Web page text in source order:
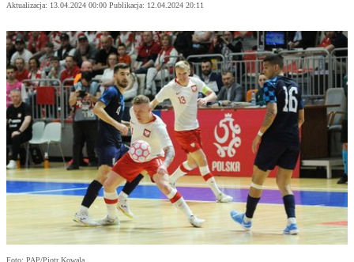
Aktualizacja: 13.04.2024 00:00 Publikacja: 12.04.2024 20:11
Foto: PAP/Piotr Kowala